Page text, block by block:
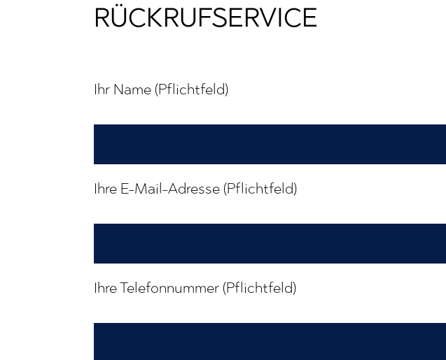
RÜCKRUFSERVICE
Ihr Name (Pflichtfeld)
Ihre E-Mail-Adresse (Pflichtfeld)
Ihre Telefonnummer (Pflichtfeld)